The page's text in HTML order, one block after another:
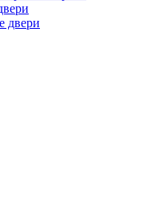
двери